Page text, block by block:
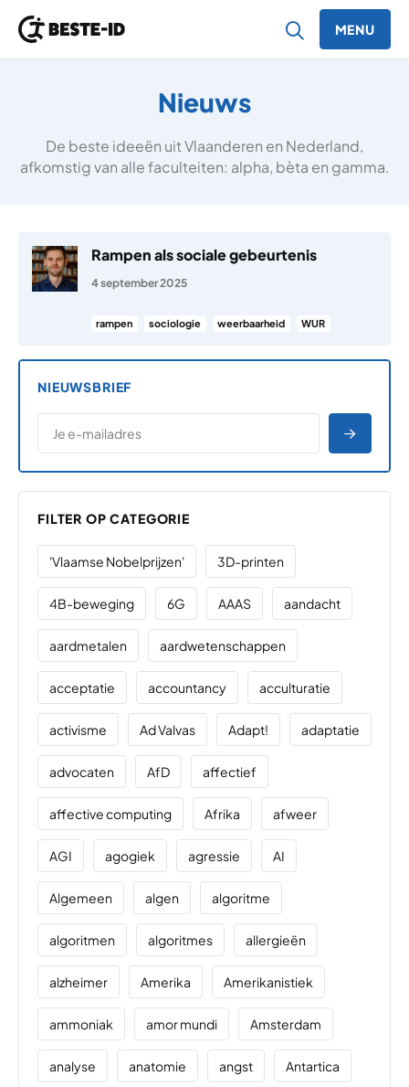
MENU
Nieuws
De beste ideeën uit Vlaanderen en Nederland,
afkomstig van alle faculteiten: alpha, bèta en gamma.
Rampen als sociale gebeurtenis
4 september 2025
rampen sociologie weerbaarheid WUR
NIEUWSBRIEF
E-MAILADRES
*
FILTER OP CATEGORIE
'Vlaamse Nobelprijzen' 3D-printen
4B-beweging 6G AAAS aandacht
aardmetalen aardwetenschappen
acceptatie accountancy acculturatie
activisme Ad Valvas Adapt! adaptatie
advocaten AfD affectief
affective computing Afrika afweer
AGI agogiek agressie AI
Algemeen algen algoritme
algoritmen algoritmes allergieën
alzheimer Amerika Amerikanistiek
ammoniak amor mundi Amsterdam
analyse anatomie angst Antartica